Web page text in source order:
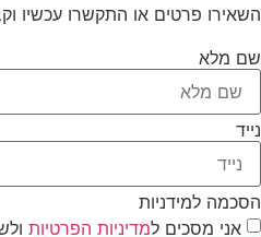
השאירו פרטים או התקשרו עכשיו
שם מלא
נייד
הסכמה למידניות
אני מסכים למדיניות הפרטיות